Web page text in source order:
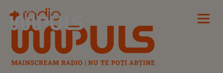
Radio Impuls